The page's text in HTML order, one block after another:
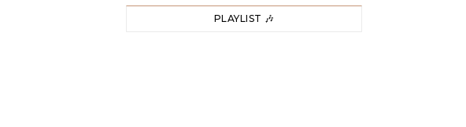
PLAYLIST 🎶